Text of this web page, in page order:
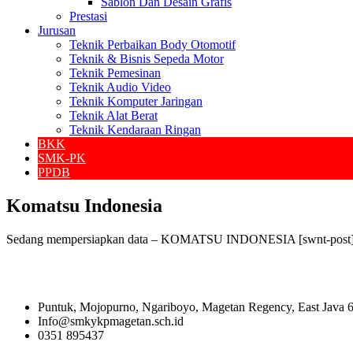
Prestasi
Jurusan
Teknik Perbaikan Body Otomotif
Teknik & Bisnis Sepeda Motor
Teknik Pemesinan
Teknik Audio Video
Teknik Komputer Jaringan
Teknik Alat Berat
Teknik Kendaraan Ringan
BKK
SMK-PK
PPDB
Komatsu Indonesia
Sedang mempersiapkan data – KOMATSU INDONESIA [swnt-
Puntuk, Mojopurno, Ngariboyo, Magetan Regency, East Java
Info@smkykpmagetan.sch.id
0351 895437